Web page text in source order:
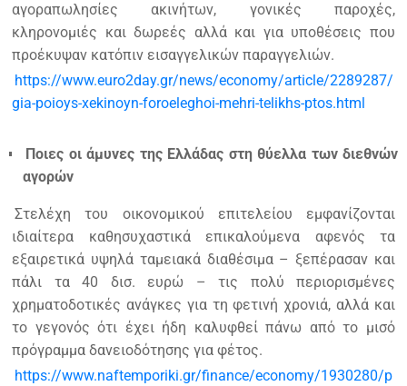
αγοραπωλησίες ακινήτων, γονικές παροχές,
κληρονομιές και δωρεές αλλά και για υποθέσεις που
προέκυψαν κατόπιν εισαγγελικών παραγγελιών.
https://www.euro2day.gr/news/economy/article/2289287/
gia-poioys-xekinoyn-foroeleghoi-mehri-telikhs-ptos.html
Ποιες οι άμυνες της Ελλάδας στη θύελλα των διεθνών
αγορών
Στελέχη του οικονομικού επιτελείου εμφανίζονται
ιδιαίτερα καθησυχαστικά επικαλούμενα αφενός τα
εξαιρετικά υψηλά ταμειακά διαθέσιμα – ξεπέρασαν και
πάλι τα 40 δισ. ευρώ – τις πολύ περιορισμένες
χρηματοδοτικές ανάγκες για τη φετινή χρονιά, αλλά και
το γεγονός ότι έχει ήδη καλυφθεί πάνω από το μισό
πρόγραμμα δανειοδότησης για φέτος.
https://www.naftemporiki.gr/finance/economy/1930280/p